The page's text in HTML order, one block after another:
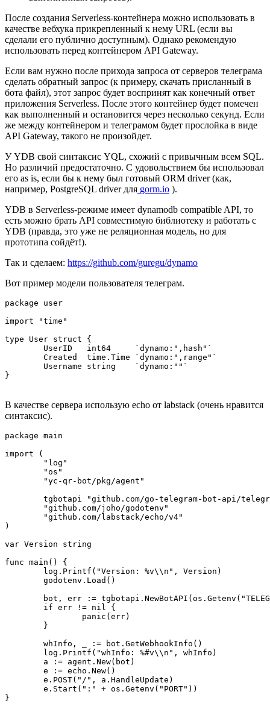
После создания Serverless-контейнера можно использовать в
качестве вебхука прикрепленный к нему URL (если вы
сделали его публично доступным). Однако рекомендую
использовать перед контейнером API Gateway.
Если вам нужно после прихода запроса от серверов телеграма
сделать обратный запрос (к примеру, скачать присланный в
бота файл), этот запрос будет воспринят как конечный ответ
приложения Serverless. После этого контейнер будет помечен
как выполненный и остановится через несколько секунд. Если
же между контейнером и телеграмом будет прослойка в виде
API Gateway, такого не произойдет.
У YDB свой синтаксис YQL, схожий с привычным всем SQL.
Но различий предостаточно. С удовольствием бы использовал
его as is, если бы к нему был готовый ORM driver (как,
например, PostgreSQL driver для gorm.io ).
YDB в Serverless-режиме имеет dynamodb compatible API, то
есть можно брать API совместимую библиотеку и работать с
YDB (правда, это уже не реляционная модель, но для
прототипа сойдёт!).
Так и сделаем: https://github.com/guregu/dynamo
Вот пример модели пользователя телеграм.
package user
import "time"
type User struct {
}
В качестве сервера использую echo от labstack (очень нравится
синтаксис).
package main
import (
)
var Version string
func main() {